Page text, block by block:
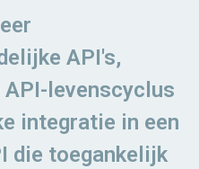
API's,
API-levenscyclus
integratie in een
die toegankelijk